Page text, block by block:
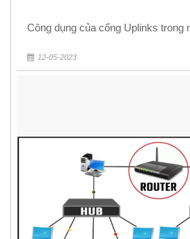
Công dụng của cổng Uplinks trong
12-05-2023